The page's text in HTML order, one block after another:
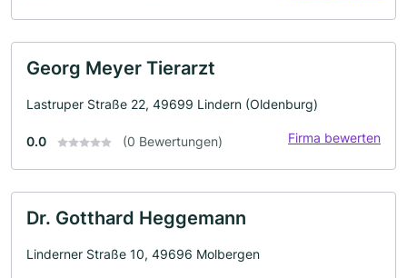
Georg Meyer Tierarzt
Lastruper Straße 22, 49699 Lindern (Oldenburg)
0.0 (0 Bewertungen) Firma bewerten
Dr. Gotthard Heggemann
Linderner Straße 10, 49696 Molbergen